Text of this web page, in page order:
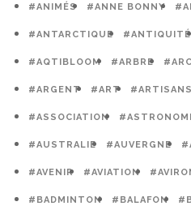
#ANIMÉS #ANNE BONNY
#ANTARCTIQUE #ANTIQUITÉ
#AQTIBLOOM #ARBRE
#ARGENT #ART
#ASSOCIATION
#AUSTRALIE #AUVERGNE
#AVENIR #AVIATION
#BADMINTON #BALAFON